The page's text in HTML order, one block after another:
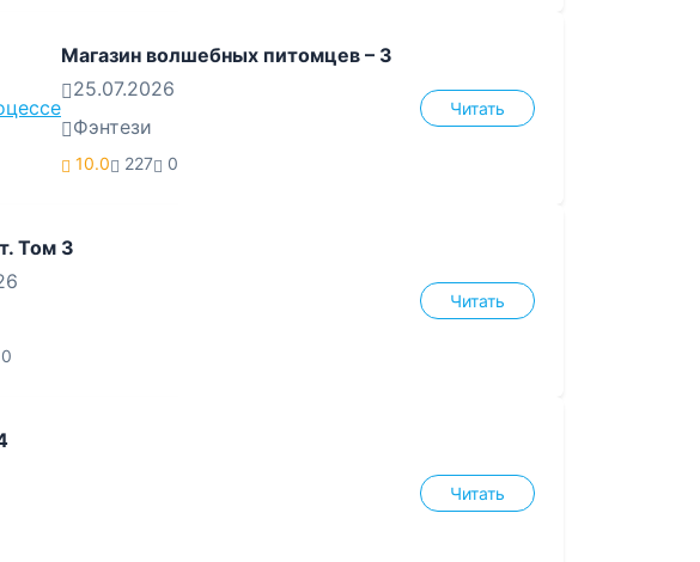
Магазин волшебных питомцев – 3
25.07.2026
Фэнтези
10.0 227 0
Читать
Том 3
0
Читать
Читать